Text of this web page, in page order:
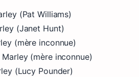
(Pat Williams)
(Janet Hunt)
(mère inconnue)
(mère inconnue)
(Lucy Pounder)